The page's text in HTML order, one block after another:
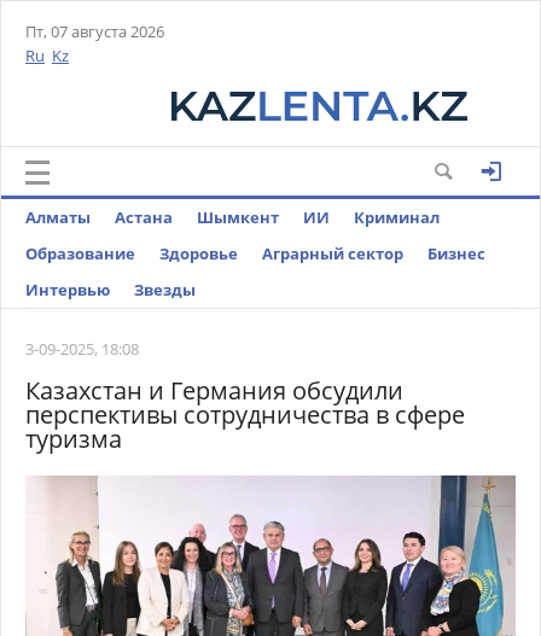
Пт, 07 августа 2026
Ru Kz
Алматы Астана Шымкент ИИ
Криминал
Образование
Здоровье Аграрный сектор
Бизнес
Интервью
Звезды
3-09-2025, 18:08
Казахстан и Германия обсудили
перспективы сотрудничества в сфере
туризма